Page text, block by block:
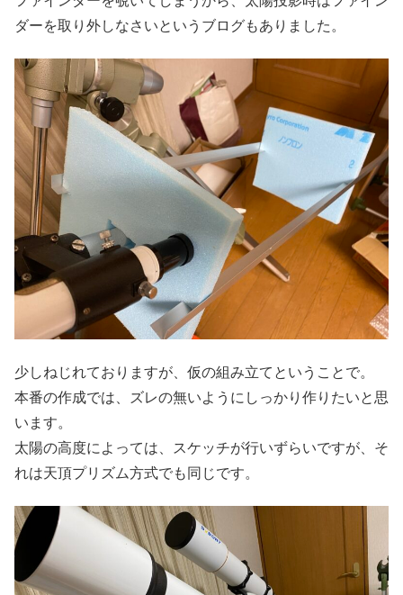
ダーを取り外しなさいというブログもありました。
少しねじれておりますが、仮の組み立てということで。
本番の作成では、ズレの無いようにしっかり作りたいと思
います。
太陽の高度によっては、スケッチが行いずらいですが、そ
れは天頂プリズム方式でも同じです。